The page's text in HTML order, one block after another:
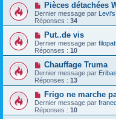
Pièces détachées
Dernier message par Levi's
Réponses : 34
Put..de vis
Dernier message par
Réponses : 10
Chauffage Truma
Dernier message par
Réponses : 13
Frigo ne marche
Dernier message par
Réponses : 10